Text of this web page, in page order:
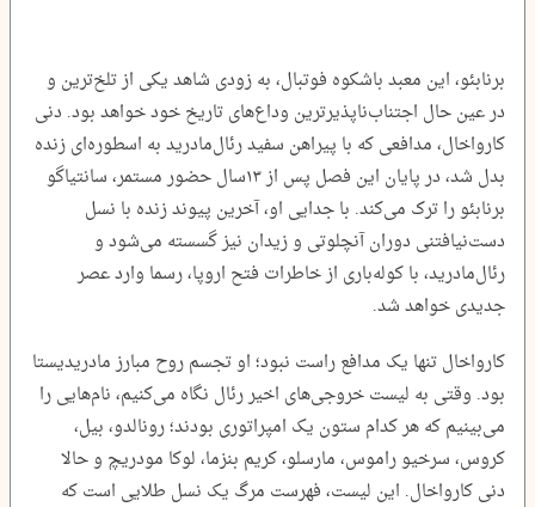
برنابئو، این معبد باشکوه فوتبال، به زودی شاهد یکی از تلخ‌ترین و
در عین حال اجتناب‌ناپذیرترین وداع‌های تاریخ خود خواهد بود. دنی
کارواخال، مدافعی که با پیراهن سفید رئال‌مادرید به اسطوره‌ای زنده
بدل شد، در پایان این فصل پس از ۱۳‌سال حضور مستمر، سانتیاگو
برنابئو را ترک می‌کند. با جدایی او، آخرین پیوند زنده با نسل
دست‌نیافتنی دوران آنچلوتی و زیدان نیز گسسته می‌شود و
رئال‌مادرید، با کوله‌باری از خاطرات فتح اروپا، رسما وارد عصر
جدیدی خواهد شد.
کارواخال تنها یک مدافع راست نبود؛ او تجسم روح مبارز مادریدیستا
بود. وقتی به لیست خروجی‌های اخیر رئال نگاه می‌کنیم، نام‌هایی را
می‌بینیم که هر کدام ستون یک امپراتوری بودند؛ رونالدو، بیل،
کروس، سرخیو راموس، مارسلو، کریم بنزما، لوکا مودریچ و حالا
دنی کارواخال. این لیست، فهرست مرگ یک نسل طلایی است که